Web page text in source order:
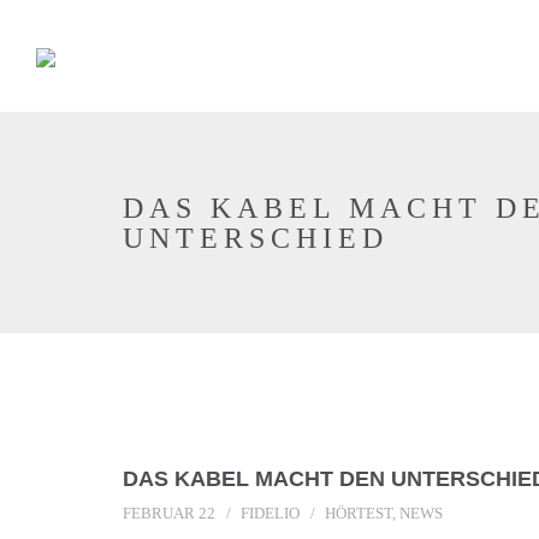
DAS KABEL MACHT
UNTERSCHIED
DAS KABEL MACHT DEN
FEBRUAR 22 FIDELIO HÖRTEST, NEWS